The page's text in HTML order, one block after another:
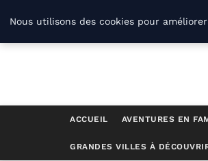
ACCUEIL AVENTURES EN
GRANDES VILLES À
Nous utilisons des cookies pour